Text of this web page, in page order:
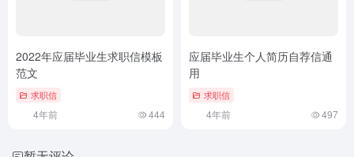
2022年应届毕业生求职信模板
范文
求职信
4年前 444
应届毕业生个人简历自荐信通
用
求职信
4年前 497